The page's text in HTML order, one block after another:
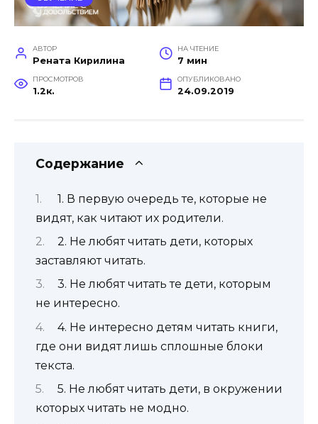
АВТОР
Рената Кирилина
НА ЧТЕНИЕ
7 мин
ПРОСМОТРОВ
1.2к.
ОПУБЛИКОВАНО
24.09.2019
Содержание
1. В первую очередь те, которые не
видят, как читают их родители.
2. Не любят читать дети, которых
заставляют читать.
3. Не любят читать те дети, которым
не интересно.
4. Не интересно детям читать книги,
где они видят лишь сплошные блоки
текста.
5. Не любят читать дети, в окружении
которых читать не модно.